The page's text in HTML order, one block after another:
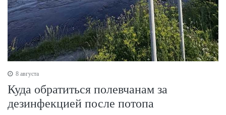
8 августа
Куда обратиться полевчанам за
дезинфекцией после потопа